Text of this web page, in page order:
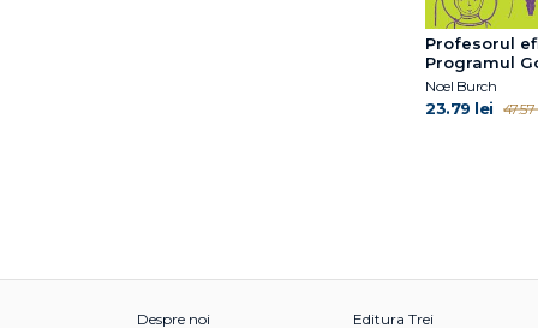
Profesorul
Programul
pentru
relaţiei cu
Noel Burch
23.79 lei 47.57
Despre noi Editura Trei